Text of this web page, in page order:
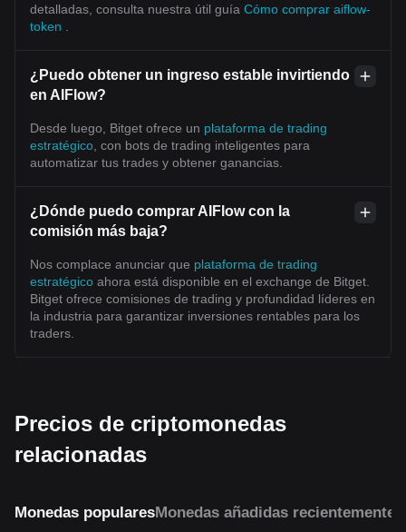
detalladas, consulta nuestra útil guía Cómo comprar aiflow-
token
¿Puedo obtener un ingreso estable invirtiendo
en AIFlow?
Desde luego, Bitget ofrece un plataforma de trading
estratégico , con bots de trading inteligentes para
automatizar tus trades y obtener ganancias.
¿Dónde puedo comprar AIFlow con la
comisión más baja?
Nos complace anunciar que plataforma de trading
estratégico ahora está disponible en el exchange de Bitget.
Bitget ofrece comisiones de trading y profundidad líderes en
la industria para garantizar inversiones rentables para los
traders.
Precios de criptomonedas
relacionadas
Monedas popularesMonedas añadidas recientemente